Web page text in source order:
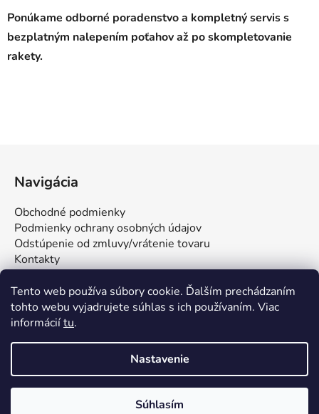
Tento web používa súbory cookie. Ďalším prechádzaním
tohto webu vyjadrujete súhlas s ich používaním. Viac
informáciítu.
Nastavenie
Súhlasím
Ponúkame odborné poradenstvo a kompletný servis s
bezplatným nalepením poťahov až po skompletovanie
rakety.
e
Navigácia
Obchodné podmienky
Podmienky ochrany osobných údajov
Odstúpenie od zmluvy/vrátenie tovaru
Kontakty
Vytvoril Shoptet
FUNSTAR s.r.o. | Všetko pre stolný